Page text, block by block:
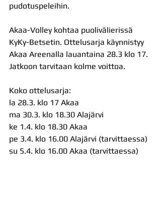
pudotuspeleihin.
Akaa-Volley kohtaa puolivälierissä
KyKy-Betsetin. Ottelusarja käynnistyy
Akaa Areenalla lauantaina 28.3 klo 17.
Jatkoon tarvitaan kolme voittoa.
Koko ottelusarja:
la 28.3. klo 17 Akaa
ma 30.3. klo 18.30 Alajärvi
ke 1.4. klo 18.30 Akaa
pe 3.4. klo 16.00 Alajärvi (tarvittaessa)
su 5.4. klo 16.00 Akaa (tarvittaessa)